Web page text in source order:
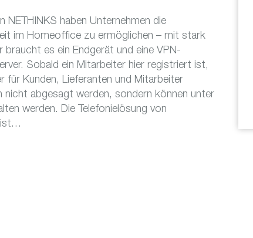
haben Unternehmen die
im Homeoffice zu ermöglichen – mit stark
es ein Endgerät und eine VPN-
Sobald ein Mitarbeiter hier registriert ist,
für Kunden, Lieferanten und Mitarbeiter
nicht abgesagt werden, sondern können unter
werden. Die Telefonielösung von
ist…